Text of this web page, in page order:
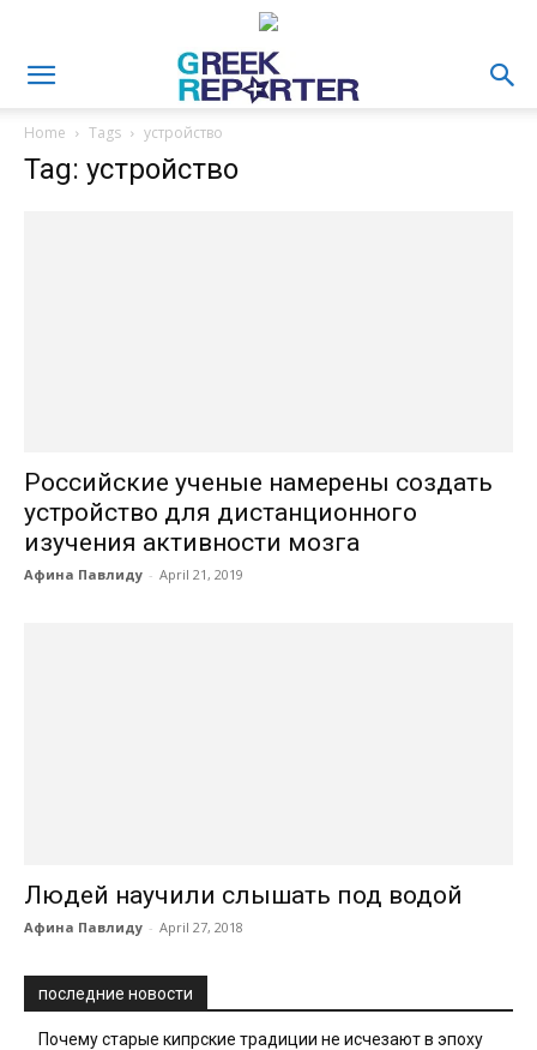
Home Tags устройство
Tag: устройство
Российские ученые намерены создать
устройство для дистанционного
изучения активности мозга
Афина Павлиду - April 21, 2019
Людей научили слышать под водой
Афина Павлиду - April 27, 2018
последние новости
Почему старые кипрские традиции не исчезают в эпоху